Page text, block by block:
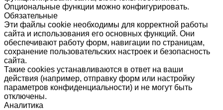
Опциональные функции можно конфигурировать.
Обязательные
Эти файлы cookie необходимы для корректной работы
сайта и использования его основных функций. Они
обеспечивают работу форм, навигации по страницам,
сохранение пользовательских настроек и безопасность
сайта.
Такие cookies устанавливаются в ответ на ваши
действия (например, отправку форм или настройку
параметров конфиденциальности) и не могут быть
отключены.
Аналитика